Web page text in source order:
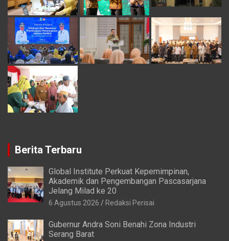
Berita Terbaru
Global Institute Perkuat Kepemimpinan,
Akademik dan Pengembangan Pascasarjana
Jelang Milad ke 20
6 Agustus 2026 Redaksi Perisai
Gubernur Andra Soni Benahi Zona Industri
Serang Barat